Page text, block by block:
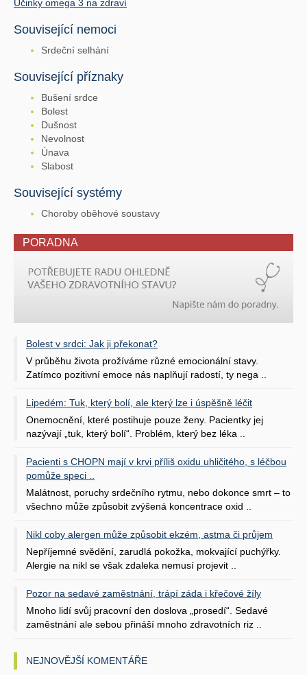
Účinky omega 3 na zdraví
Související nemoci
Srdeční selhání
Související příznaky
Bušení srdce
Bolest
Dušnost
Nevolnost
Únava
Slabost
Související systémy
Choroby oběhové soustavy
PORADNA
Bolest v srdci: Jak ji překonat?
V průběhu života prožíváme různé emocionální stavy.
Zatímco pozitivní emoce nás naplňují radostí, ty nega ..
Lipedém: Tuk, který bolí, ale který lze i úspěšně léčit
Onemocnění, které postihuje pouze ženy. Pacientky jej
nazývají „tuk, který bolí“. Problém, který bez léka ..
Pacienti s CHOPN mají v krvi příliš oxidu uhličitého, s léčbou
pomůže speci ..
Malátnost, poruchy srdečního rytmu, nebo dokonce smrt – to
všechno může způsobit zvýšená koncentrace oxid ..
Nikl coby alergen může způsobit ekzém, astma či průjem
Nepříjemné svědění, zarudlá pokožka, mokvající puchýřky.
Alergie na nikl se však zdaleka nemusí projevit ..
Pozor na sedavé zaměstnání, trápí záda i křečové žíly
Mnoho lidí svůj pracovní den doslova „prosedí“. Sedavé
zaměstnání ale sebou přináší mnoho zdravotních riz ..
NEJNOVĚJŠÍ KOMENTÁŘE